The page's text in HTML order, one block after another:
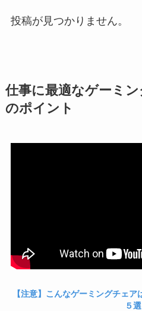
投稿が見つかりません。
仕事に最適なゲーミ
のポイント
【注意】こんなゲーミングチェ
５選